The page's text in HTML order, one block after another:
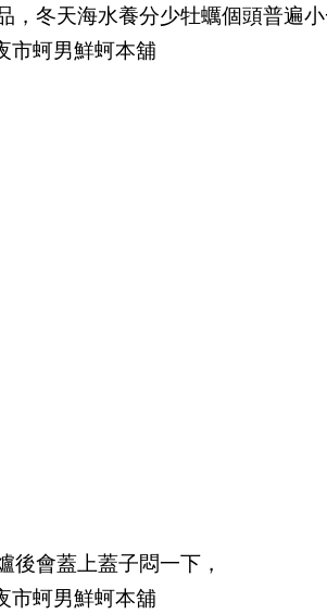
，冬天海水養分少牡蠣個頭普遍
後會蓋上蓋子悶一下，